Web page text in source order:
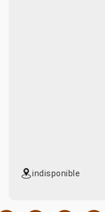
indisponible